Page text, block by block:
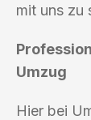
mit uns zu
Umzug
Hier bei